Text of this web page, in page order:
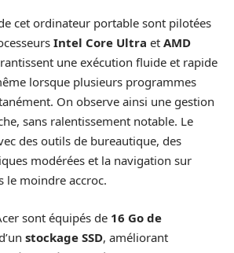
cet ordinateur portable sont pilotées
Intel Core Ultra et AMD
une exécution fluide et rapide
lorsque plusieurs programmes
On observe ainsi une gestion
sans ralentissement notable. Le
des outils de bureautique, des
modérées et la navigation sur
le moindre accroc.
sont équipés de 16 Go de
stockage SSD, améliorant